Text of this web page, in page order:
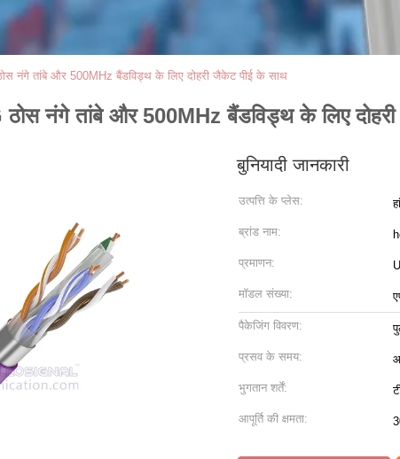
नंगे तांबे और 500MHz बैंडविड्थ के लिए दोहरी जैकेट पीई के साथ
नंगे तांबे और 500MHz बैंडविड्थ के लिए
बुनियादी जानकारी
उत्पत्ति के प्लेस:
ब्रांड नाम:
प्रमाणन:
मॉडल संख्या:
पैकेजिंग विवरण:
प्रसव के समय:
भुगतान शर्तें:
आपूर्ति की क्षमता: